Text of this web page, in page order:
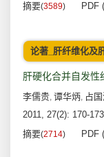
摘要(3589) PDF
论著_肝纤维化及
肝硬化合并自发性
李儒贵, 谭华炳, 占
2011, 27(2): 170-
摘要(2714) PDF